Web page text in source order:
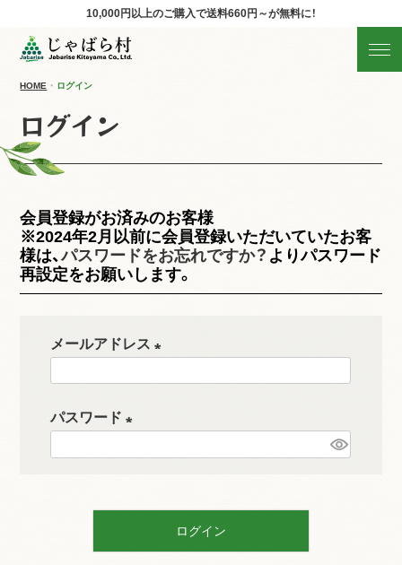
10,000円以上のご購入で送料660円～が無料に！
HOME ログイン
ログイン
会員登録がお済みのお客様
※2024年2月以前に会員登録いただいていたお客
様は、パスワードをお忘れですか？ よりパスワード
再設定をお願いします。
メールアドレス
須
パスワード
ログイン
じゃばらの商品を探す
産地直送!旬の商品
商品の分類から探す
ギフト
すべての商品を見る